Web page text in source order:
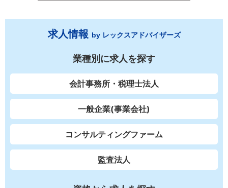
求人情報 by レックスアドバイザーズ
業種別に求人を探す
会計事務所・税理士法人
一般企業(事業会社)
コンサルティングファーム
監査法人